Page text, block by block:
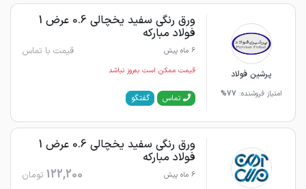
پرشین فولاد
امتیاز فروشنده: 77%
ورق رنگی سفید یخچالی 0.6 عرض 1
فولاد مبارکه
6 ماه پیش قیمت با تماس
قیمت ممکن است به‌روز نباشد
تماس گفتگو
ورق رنگی سفید یخچالی 0.6 عرض 1
فولاد مبارکه
6 ماه پیش 122,200 تومان